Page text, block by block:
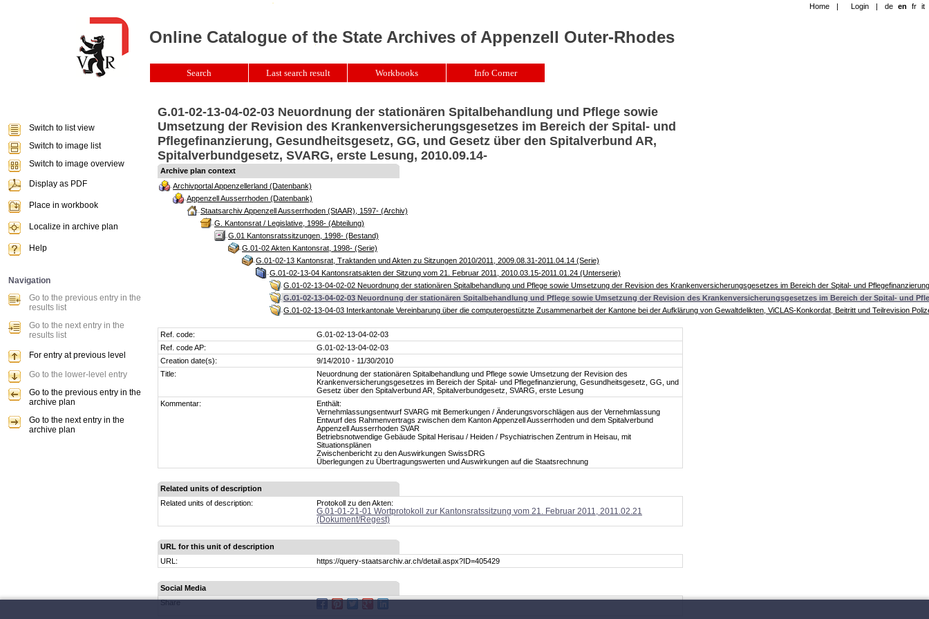
G.01-02-13-04-02-03 Neuordnung der stationären Spitalbehandlung und Pflege sowie
Umsetzung der Revision des Krankenversicherungsgesetzes im Bereich der Spital- und
Pflegefinanzierung, Gesundheitsgesetz, GG, und Gesetz über den Spitalverbund AR,
Spitalverbundgesetz, SVARG, erste Lesung, 2010.09.14-
Archive plan context
Archivportal Appenzellerland (Datenbank)
Appenzell Ausserrhoden (Datenbank)
Staatsarchiv Appenzell Ausserrhoden (StAAR), 1597- (Archiv)
G. Kantonsrat / Legislative, 1998- (Abteilung)
G.01 Kantonsratssitzungen, 1998- (Bestand)
G.01-02 Akten Kantonsrat, 1998- (Serie)
G.01-02-13 Kantonsrat, Traktanden und Akten zu Sitzungen 2010/2011, 2009.08.31-2011.04.14 (Serie)
G.01-02-13-04 Kantonsratsakten der Sitzung vom 21. Februar 2011, 2010.03.15-2011.01.24 (Unterserie)
G.01-02-13-04-02-02 Neuordnung der stationären Spitalbehandlung und Pflege sowie Umsetzung der Revision des Krankenversicherungsgesetzes im Bereich der Spital- und
G.01-02-13-04-02-03 Neuordnung der stationären Spitalbehandlung und Pflege sowie Umsetzung der Revision des Krankenversicherungsgesetzes im Bereich der Spital- und
G.01-02-13-04-03 Interkantonale Vereinbarung über die computergestützte Zusammenarbeit der Kantone bei der Aufklärung von Gewaltdelikten, ViCLAS-Konkordat, Beitritt und Teilrevision
Ref. code:
G.01-02-13-04-02-03
Ref. code AP:
G.01-02-13-04-02-03
Creation date(s):
9/14/2010 - 11/30/2010
Title:
Neuordnung der stationären Spitalbehandlung und Pflege sowie Umsetzung der Revision des
Krankenversicherungsgesetzes im Bereich der Spital- und Pflegefinanzierung, Gesundheitsgesetz, GG, und
Gesetz über den Spitalverbund AR, Spitalverbundgesetz, SVARG, erste Lesung
Kommentar:
Enthält:
Vernehmlassungsentwurf SVARG mit Bemerkungen / Änderungsvorschlägen aus der Vernehmlassung
Entwurf des Rahmenvertrags zwischen dem Kanton Appenzell Ausserrhoden und dem Spitalverbund
Appenzell Ausserrhoden SVAR
Betriebsnotwendige Gebäude Spital Herisau / Heiden / Psychiatrischen Zentrum in Heisau, mit
Situationsplänen
Zwischenbericht zu den Auswirkungen SwissDRG
Überlegungen zu Übertragungswerten und Auswirkungen auf die Staatsrechnung
Related units of description
Related units of description:
Protokoll zu den Akten:
G.01-01-21-01 Wortprotokoll zur Kantonsratssitzung vom 21. Februar 2011, 2011.02.21
(Dokument/Regest)
URL for this unit of description
URL:
https://query-staatsarchiv.ar.ch/detail.aspx?ID=405429
Social Media
Share
Home | Login | de en fr it
Online Catalogue of the State Archives of Appenzell Outer-Rhodes
Search Last search result Workbooks Info Corner
Switch to list view
Switch to image list
Switch to image overview
Display as PDF
Place in workbook
Localize in archive plan
Help
Navigation
Go to the previous entry in the
results list
Go to the next entry in the
results list
For entry at previous level
Go to the lower-level entry
Go to the previous entry in the
archive plan
Go to the next entry in the
archive plan